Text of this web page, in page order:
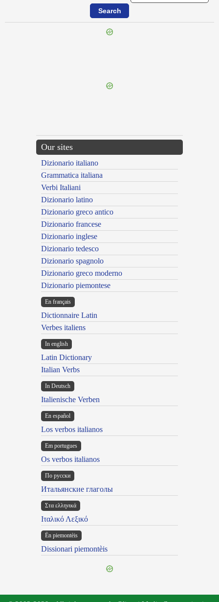
Our sites
Dizionario italiano
Grammatica italiana
Verbi Italiani
Dizionario latino
Dizionario greco antico
Dizionario francese
Dizionario inglese
Dizionario tedesco
Dizionario spagnolo
Dizionario greco moderno
Dizionario piemontese
En français
Dictionnaire Latin
Verbes italiens
In english
Latin Dictionary
Italian Verbs
In Deutsch
Italienische Verben
En español
Los verbos italianos
Em portugues
Os verbos italianos
По русски
Итальянские глаголы
Στα ελληνικά
Ιταλικό Λεξικό
Ën piemontèis
Dissionari piemontèis